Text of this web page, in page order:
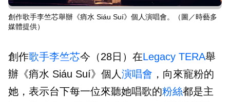
創作歌手李竺芯舉辦《痟水 Siáu Suí》個人演唱會。（圖／時藝多
媒體提供）
創作歌手李竺芯今（28日）在Legacy TERA舉
辦《痟水 Siáu Suí》個人演唱會 ，向來寵粉的
她，表示台下每一位來聽她唱歌的粉絲都是主